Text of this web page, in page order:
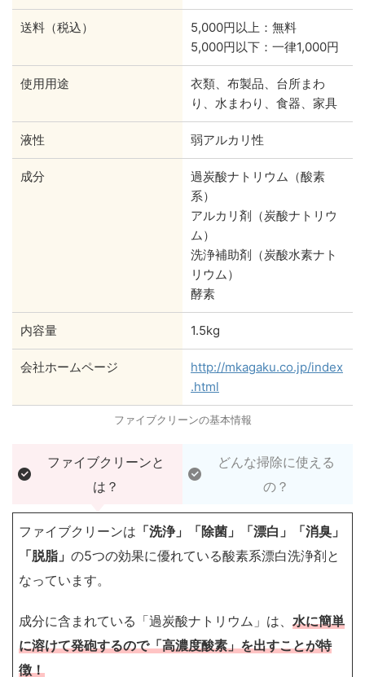
送料（税込）
5,000円以上：無料
5,000円以下：一律1,000円
使用用途
衣類、布製品、台所まわ
り、水まわり、食器、家具
液性 弱アルカリ性
成分
過炭酸ナトリウム（酸素
系）
アルカリ剤（炭酸ナトリウ
ム）
洗浄補助剤（炭酸水素ナト
リウム）
酵素
内容量 1.5kg
会社ホームページ
http://mkagaku.co.jp/index
.html
ファイブクリーンの基本情報
ファイブクリーンと
は？
どんな掃除に使える
の？
ファイブクリーンは 「洗浄」「除菌」「漂白」「消臭」
「脱脂」の5つの効果に優れている酸素系漂白洗浄剤と
なっています。
成分に含まれている「過炭酸ナトリウム」は、水に簡単
に溶けて発砲するので「高濃度酸素」を出すことが特
徴！